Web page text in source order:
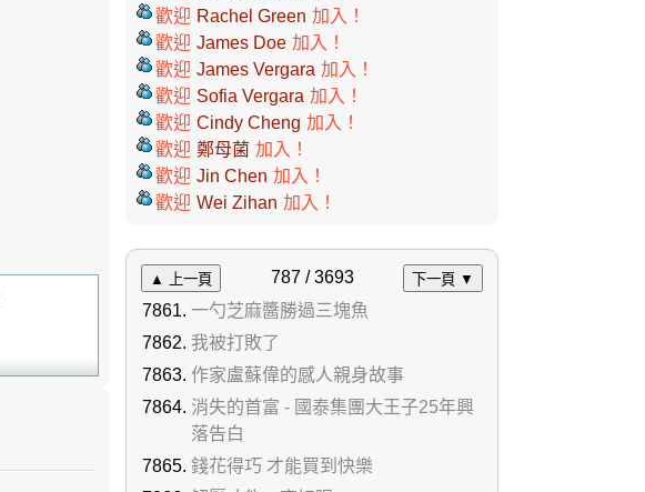
歡迎 Rachel Green 加入！
歡迎 James Doe 加入！
歡迎 James Vergara 加入！
歡迎 Sofia Vergara 加入！
歡迎 Cindy Cheng 加入！
歡迎 鄭母菌 加入！
歡迎 Jin Chen 加入！
歡迎 Wei Zihan 加入！
▲ 上一頁 787 / 3693 下一頁 ▼
一勺芝麻醬勝過三塊魚
我被打敗了
作家盧蘇偉的感人親身故事
消失的首富 - 國泰集團大王子25年興
落告白
錢花得巧 才能買到快樂